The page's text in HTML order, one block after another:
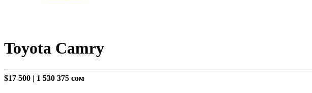
Toyota Camry
$17 500 | 1 530 375 сом